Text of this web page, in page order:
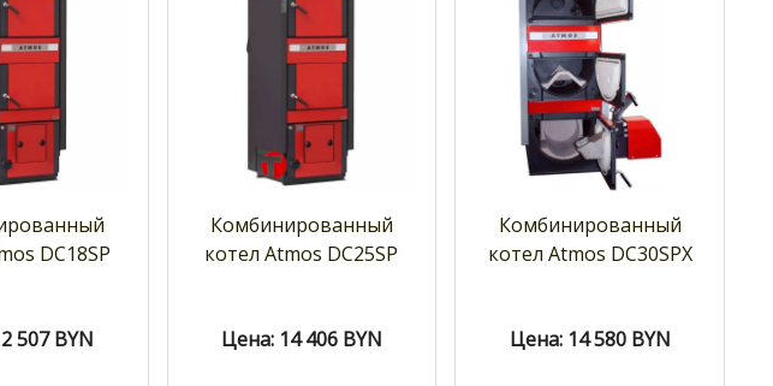
DC18SP
507 BYN
Комбинированный
котел Atmos DC25SP
Цена: 14 406 BYN
Комбинированный
котел Atmos DC30SPX
Цена: 14 580 BYN